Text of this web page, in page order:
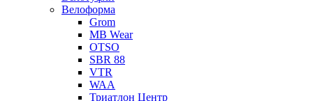
Велоформа
Grom
MB Wear
OTSO
SBR 88
VTR
WAA
Триатлон Центр